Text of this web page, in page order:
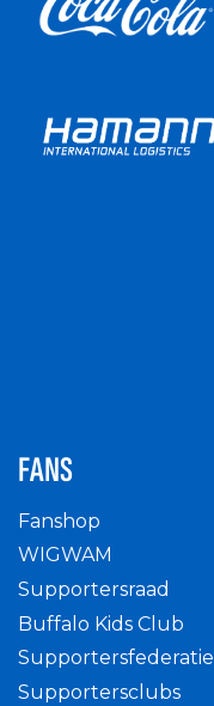
FANS
Fanshop
WIGWAM
Supportersraad
Buffalo Kids Club
Supportersfederatie
Supportersclubs